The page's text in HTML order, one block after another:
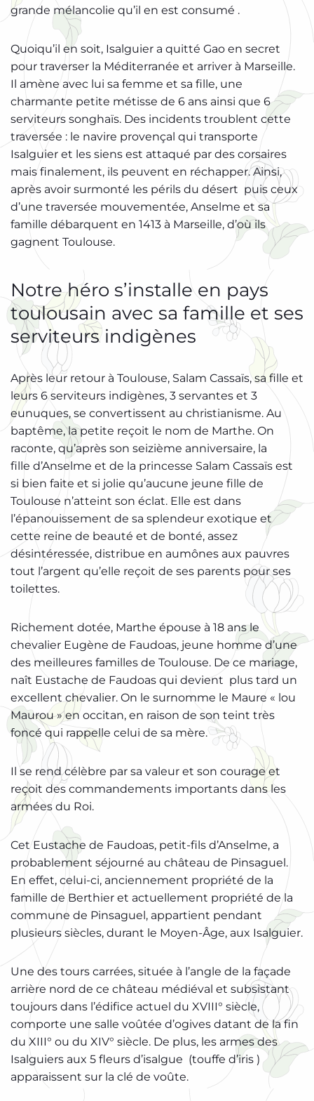
grande mélancolie qu’il en est consumé .
Quoiqu’il en soit, Isalguier a quitté Gao en secret
pour traverser la Méditerranée et arriver à Marseille.
Il amène avec lui sa femme et sa fille, une
charmante petite métisse de 6 ans ainsi que 6
serviteurs songhaïs. Des incidents troublent cette
traversée : le navire provençal qui transporte
Isalguier et les siens est attaqué par des corsaires
mais finalement, ils peuvent en réchapper. Ainsi,
après avoir surmonté les périls du désert puis ceux
d’une traversée mouvementée, Anselme et sa
famille débarquent en 1413 à Marseille, d’où ils
gagnent Toulouse.
Notre héro s’installe en pays
toulousain avec sa famille et ses
serviteurs indigènes
Après leur retour à Toulouse, Salam Cassaïs, sa fille et
leurs 6 serviteurs indigènes, 3 servantes et 3
eunuques, se convertissent au christianisme. Au
baptême, la petite reçoit le nom de Marthe. On
raconte, qu’après son seizième anniversaire, la
fille d’Anselme et de la princesse Salam Cassaïs est
si bien faite et si jolie qu’aucune jeune fille de
Toulouse n’atteint son éclat. Elle est dans
l’épanouissement de sa splendeur exotique et
cette reine de beauté et de bonté, assez
désintéressée, distribue en aumônes aux pauvres
tout l’argent qu’elle reçoit de ses parents pour ses
toilettes.
Richement dotée, Marthe épouse à 18 ans le
chevalier Eugène de Faudoas, jeune homme d’une
des meilleures familles de Toulouse. De ce mariage,
naît Eustache de Faudoas qui devient plus tard un
excellent chevalier. On le surnomme le Maure « lou
Maurou » en occitan, en raison de son teint très
foncé qui rappelle celui de sa mère.
Il se rend célèbre par sa valeur et son courage et
reçoit des commandements importants dans les
armées du Roi.
Cet Eustache de Faudoas, petit-fils d’Anselme, a
probablement séjourné au château de Pinsaguel.
En effet, celui-ci, anciennement propriété de la
famille de Berthier et actuellement propriété de la
commune de Pinsaguel, appartient pendant
plusieurs siècles, durant le Moyen-Âge, aux Isalguier.
Une des tours carrées, située à l’angle de la façade
arrière nord de ce château médiéval et subsistant
toujours dans l’édifice actuel du XVIII° siècle,
comporte une salle voûtée d’ogives datant de la fin
du XIII° ou du XIV° siècle. De plus, les armes des
Isalguiers aux 5 fleurs d’isalgue (touffe d’iris )
apparaissent sur la clé de voûte.